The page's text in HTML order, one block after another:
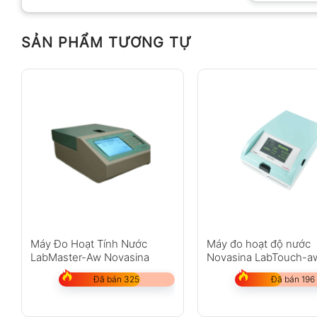
SẢN PHẨM TƯƠNG TỰ
Máy Đo Hoạt Tính Nước
LabMaster-Aw Novasina
Đã bán 325
Máy đo hoạt độ nước
Novasina LabTouch-
Đã bán 196